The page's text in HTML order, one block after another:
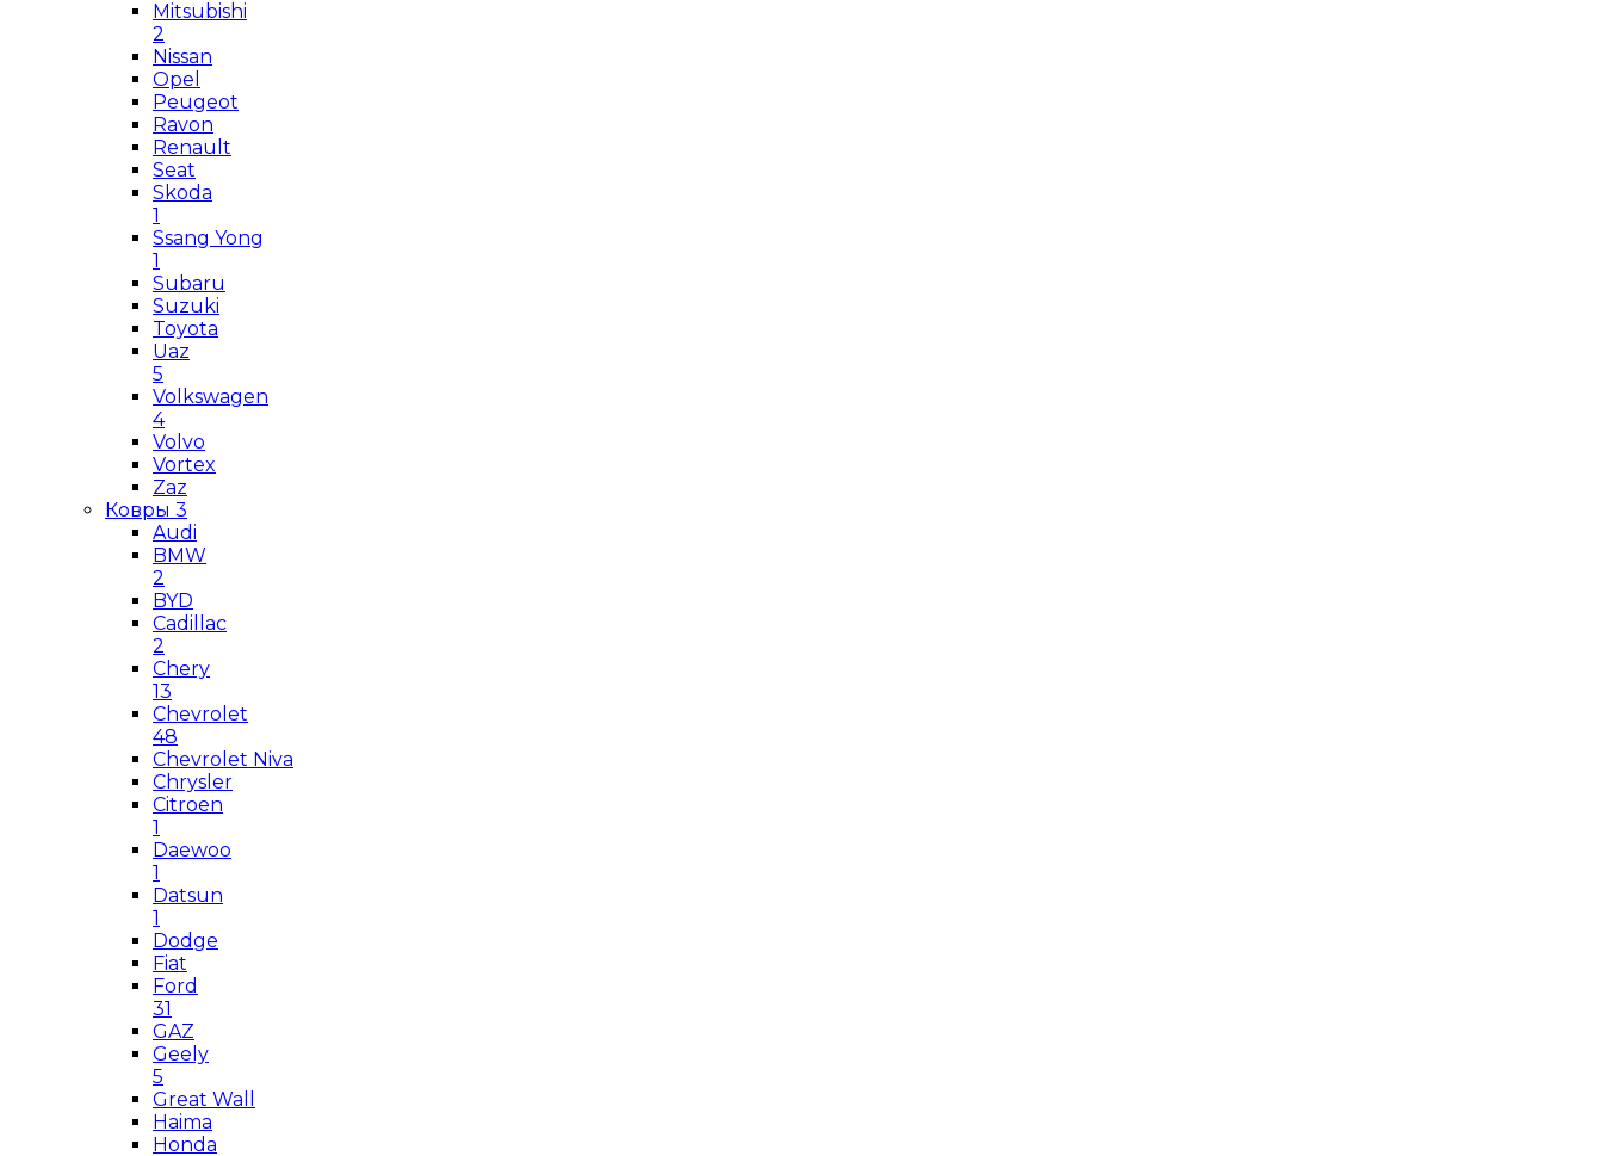
Mitsubishi
2
Nissan
Opel
Peugeot
Ravon
Renault
Seat
Skoda
1
Ssang Yong
1
Subaru
Suzuki
Toyota
Uaz
5
Volkswagen
4
Volvo
Vortex
Zaz
Ковры 3
Audi
BMW
2
BYD
Cadillac
2
Chery
13
Chevrolet
48
Chevrolet Niva
Chrysler
Citroen
1
Daewoo
1
Datsun
1
Dodge
Fiat
Ford
31
GAZ
Geely
5
Great Wall
Haima
Honda